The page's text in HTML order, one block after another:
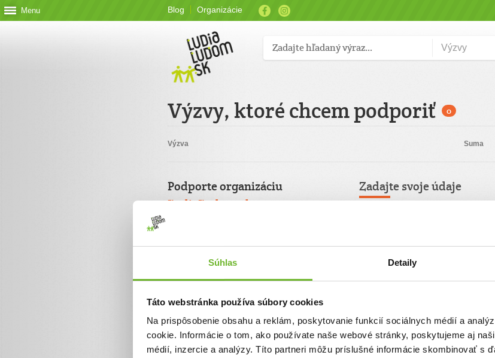
Súhlas Detaily
Táto webstránka používa súbory cookies
Na prispôsobenie obsahu a reklám, poskytovanie funkcií sociálnych médií a
cookie. Informácie o tom, ako používate naše webové stránky, poskytujeme aj
médií, inzercie a analýzy. Títo partneri môžu príslušné informácie skombinovať s
Menu Blog Organizácie
Výzvy, ktoré chcem podporiť 0
Výzva Suma
Podporte organizáciu
ĽudiaĽudom.sk
Celková suma
0 €
Zadajte svoje údaje
Priezvisko
Email